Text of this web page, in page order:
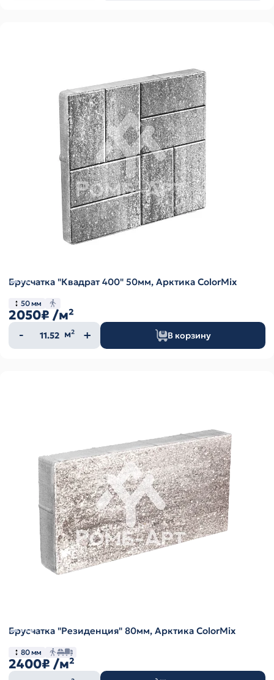
Брусчатка "Квадрат 400" 50мм, Арктика ColorMix
50 мм
2050₽ /м²
Количество
товара
м² В корзину
Брусчатка "Резиденция" 80мм, Арктика ColorMix
80 мм
2400₽ /м²